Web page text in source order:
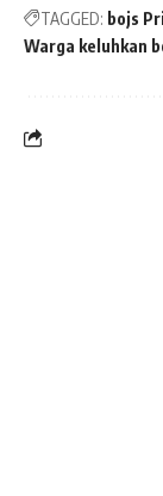
TAGGED: bojs
Warga keluhkan